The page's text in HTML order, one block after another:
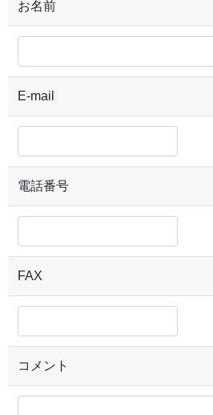
お名前
E-mail
電話番号
FAX
コメント